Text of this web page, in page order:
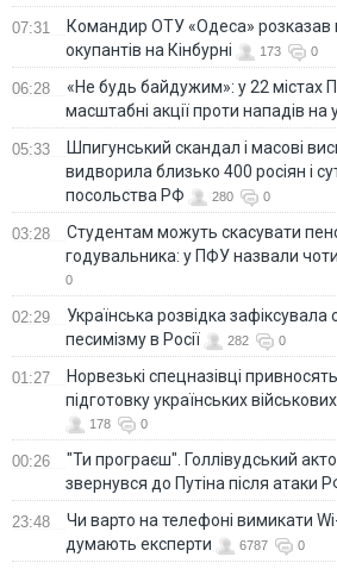
07:31
Командир ОТУ «Одеса» розказав
окупантів на Кінбурні
173 0
06:28
«Не будь байдужим»: у 22 містах
масштабні акції проти нападів на
05:33
Шпигунський скандал і масові
видворила близько 400 росіян і
посольства РФ
280 0
03:28
Студентам можуть скасувати
годувальника: у ПФУ назвали
0
02:29
Українська розвідка
песимізму в Росії
282 0
01:27
Норвезькі спецназівці привносять
підготовку українських
178 0
00:26
"Ти програєш". Голлівудський
звернувся до Путіна після атаки
23:48
Чи варто на телефонi вимикати
думають експерти
6787 0